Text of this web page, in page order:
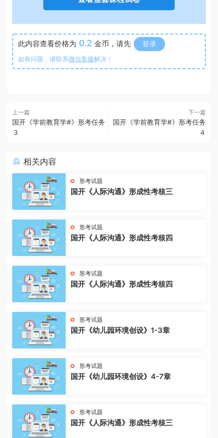
此内容查看价格为 0.2 金币，请先 登录
如有问题，请联系微信客服解决！
上一篇
国开《学前教育学#》形考任务
３
下一篇
国开《学前教育学#》形考任务
４
相关内容
形考试题
国开《人际沟通》形成性考核三
形考试题
国开《人际沟通》形成性考核四
形考试题
国开《人际沟通》形成性考核四
形考试题
国开《幼儿园环境创设》1-3章
形考试题
国开《幼儿园环境创设》4-7章
形考试题
国开《人际沟通》形成性考核三